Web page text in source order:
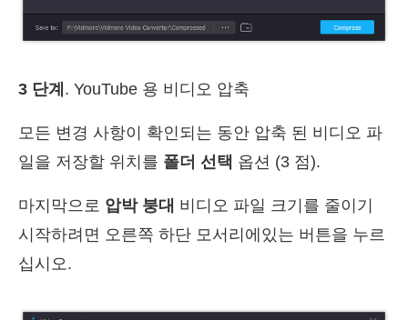
3 단계 . YouTube 용 비디오 압축
모든 변경 사항이 확인되는 동안 압축 된 비디오 파
일을 저장할 위치를 폴더 선택 옵션 (3 점).
마지막으로 압박 붕대 비디오 파일 크기를 줄이기
시작하려면 오른쪽 하단 모서리에있는 버튼을 누르
십시오.